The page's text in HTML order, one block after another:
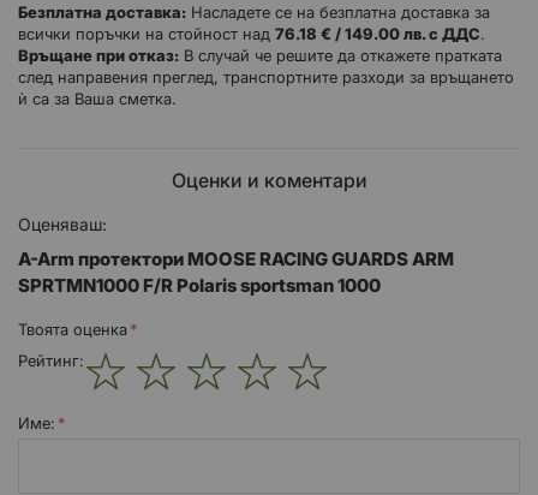
Безплатна доставка: Насладете се на безплатна доставка за
всички поръчки на стойност над 76.18 € / 149.00 лв. с ДДС.
Връщане при отказ: В случай че решите да откажете пратката
след направения преглед, транспортните разходи за връщането
ѝ са за Ваша сметка.
Оценки и коментари
Оценяваш:
A-Arm протектори MOOSE RACING GUARDS ARM
SPRTMN1000 F/R Polaris sportsman 1000
Твоята оценка
Рейтинг:
Име: